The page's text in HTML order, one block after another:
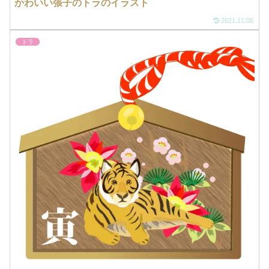
かわいい張子のトラのイラスト
2021.11.06
トラ